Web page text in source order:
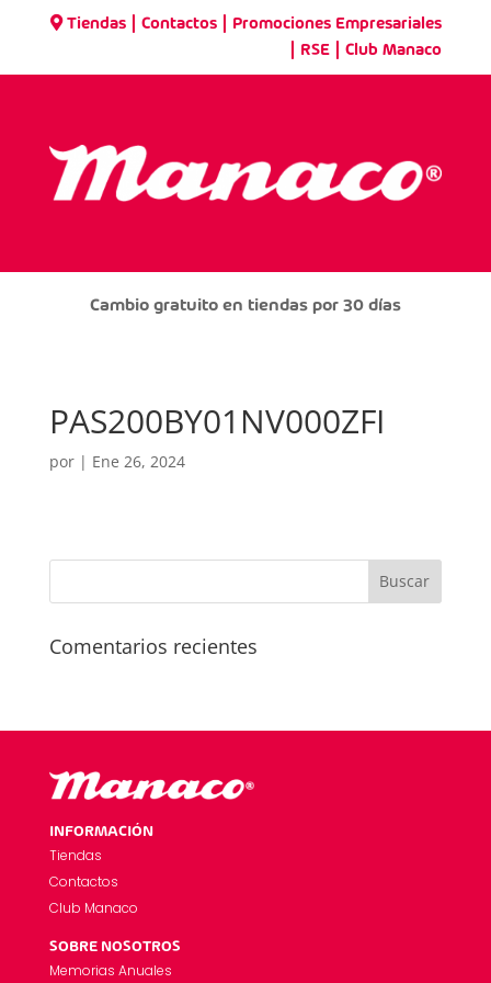
Tiendas |Contactos Promociones Empresariales
RSE |Club Manaco
Cambio gratuito en tiendas por 30 días
PAS200BY01NV000ZFI
por | Ene 26, 2024
Comentarios recientes
INFORMACIÓN
Tiendas
Contactos
Club Manaco
SOBRE NOSOTROS
Memorias Anuales